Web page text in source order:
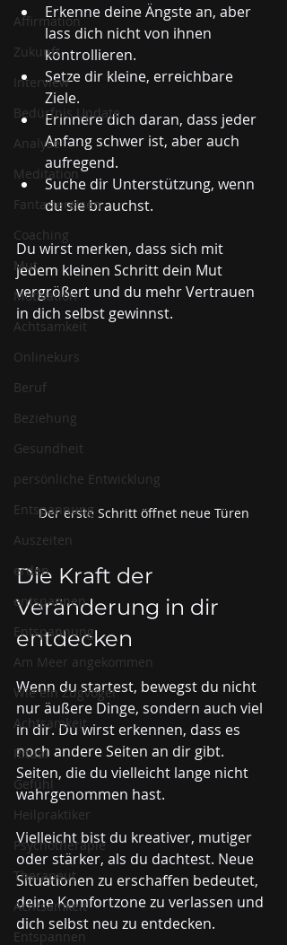
Affirmation
Zukunft
Interview
Bedürfnis Update
Analyse
Meditation
Fantasiereisen
Coaching
Mut
Motivation
Achtsamkeit
Onlinekurs
Beruf
Beziehung
Gesundheit
persönliche Entwicklung
Entspannung
Auszeiten
erden
entspannen
Entspannung
Am Meer angekommen
Wie ein Zugvogel
Achtsamkeit
Ritual
Gefühl
Heilpraktiker
Psychotherapie
Therapeut
Achtsamkeit
Entspannen
Erkenne deine Ängste an, aber
lass dich nicht von ihnen
kontrollieren.
Setze dir kleine, erreichbare
Ziele.
Erinnere dich daran, dass jeder
Anfang schwer ist, aber auch
aufregend.
Suche dir Unterstützung, wenn
du sie brauchst.
Du wirst merken, dass sich mit
jedem kleinen Schritt dein Mut
vergrößert und du mehr Vertrauen
in dich selbst gewinnst.
Der erste Schritt öffnet neue Türen
Die Kraft der
Veränderung in dir
entdecken
Wenn du startest, bewegst du nicht
nur äußere Dinge, sondern auch viel
in dir. Du wirst erkennen, dass es
noch andere Seiten an dir gibt.
Seiten, die du vielleicht lange nicht
wahrgenommen hast.
Vielleicht bist du kreativer, mutiger
oder stärker, als du dachtest. Neue
Situationen zu erschaffen bedeutet,
deine Komfortzone zu verlassen und
dich selbst neu zu entdecken.